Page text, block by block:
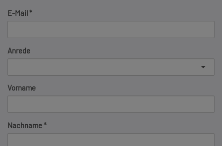
E-Mail
Anrede
Vorname
Nachname